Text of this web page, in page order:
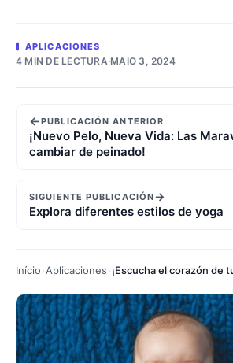
APLICACIONES
4 MIN DE LECTURA·MAIO 3, 2024
←PUBLICACIÓN ANTERIOR
¡Nuevo Pelo, Nueva Vida: Las
cambiar de peinado!
SIGUIENTE PUBLICACIÓN→
Explora diferentes estilos de yoga
Início Aplicaciones